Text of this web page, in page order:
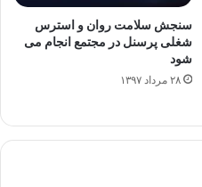
سنجش سلامت روان و استرس
شغلی پرسنل در مجتمع انجام می
شود
۲۸ مرداد ۱۳۹۷